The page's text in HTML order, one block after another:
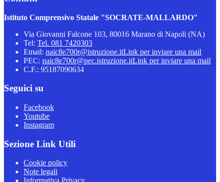
Istituto Comprensivo Statale "SOCRATE-MALLARDO"
Via Giovanni Falcone 103, 80016 Marano di Napoli (NA)
Tel: Tel. 081 7420303
Email: naic8e700r@istruzione.itLink per inviare una mail
PEC: naic8e700r@pec.istruzione.itLink per inviare una mail
C.F.: 95187090634
Seguici su
Facebook
Youtube
Instagram
Sezione Link Utili
Cookie policy
Note legali